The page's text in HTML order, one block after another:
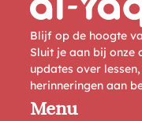
Blijf op de hoogte
Sluit je aan bij
updates over
herinneringen aan
Menu